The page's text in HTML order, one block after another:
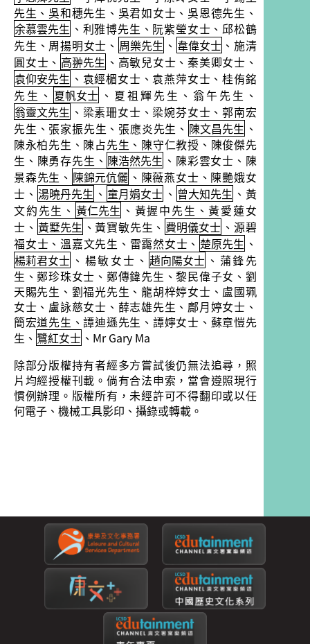
先生、吳和穗先生、吳君如女士、吳恩德先生、
余慕雲先生 、利雅博先生、阮紫瑩女士、邱松鶴
先生、周揚明女士、 周樂先生 、 韋偉女士 、施清
圓女士、 高翀先生 、高敏兒女士、秦美卿女士、
袁仰安先生 、袁經楣女士、袁燕萍女士、桂侑銘
先生、 夏帆女士 、夏祖輝先生、翁午先生、
翁靈文先生 、梁素珊女士、 梁婉芬女士、郭南宏
先生、張家振先生、張應炎先生、 陳文昌先生 、
陳永柏先生、 陳占先生、 陳守仁教授、陳俊傑先
生、陳勇存先生、 陳浩然先生 、陳彩雲女士、陳
景森先生、 陳錦元伉儷 、陳薇燕女士、陳艷娥女
士、 湯曉丹先生 、 童月娟女士 、 曾大知先生 、 黃
文約先生、 黃仁先生 、黃握中先生、黃愛蓮女
士、 黃墅先生 、黃寶敏先生、 費明儀女士 、源碧
福女士、溫嘉文先生、雷靄然女士、 楚原先生 、
楊莉君女士 、楊敏女士、 趙向陽女士 、蒲鋒先
生、鄭珍珠女士、鄭傳鍏先生、黎民偉子女 、 劉
天賜先生、劉福光先生、龍胡梓婷女士、盧國珮
女士、盧詠慈女士、薛志雄先生、鄺月婷女士、
簡宏道先生、譚迪遜先生、譚嬣女士、蘇章愷先
生、 鷺紅女士 、Mr Gary Ma
除部分版權持有者經多方嘗試後仍無法追尋，照
片均經授權刊載。倘有合法申索，當會遵照現行
慣例辦理。版權所有，未經許可不得翻印或以任
何電子、機械工具影印、攝錄或轉載。